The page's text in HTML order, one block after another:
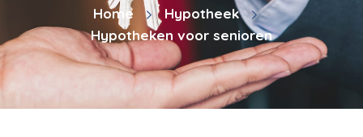
Home
Hypotheek
Hypotheken voor senioren